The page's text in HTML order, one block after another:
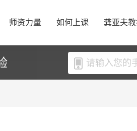
师资力量 如何上课 龚亚夫